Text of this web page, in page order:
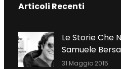
E
O
O
K
T
E
R
K
N
Articoli Recenti
Le Storie Che
Samuele
31 Maggio 2015